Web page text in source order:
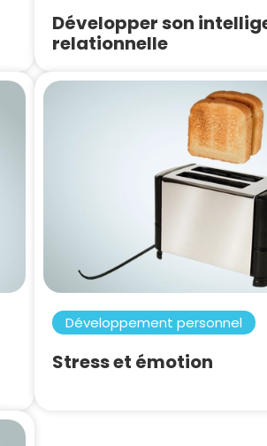
Développer son
relationnelle
Développement personnel
Stress et émotion